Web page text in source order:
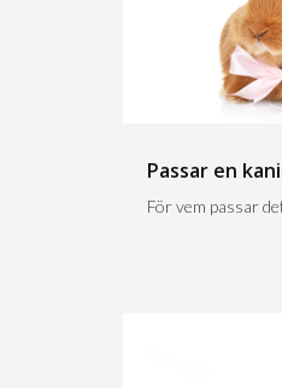
Passar en
För vem passar